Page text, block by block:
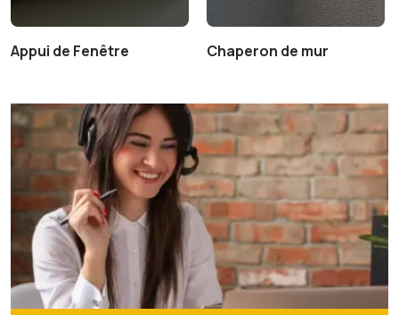
Appui de Fenêtre Chaperon de mur